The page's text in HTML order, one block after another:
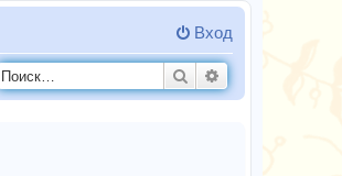
Вход
Поиск